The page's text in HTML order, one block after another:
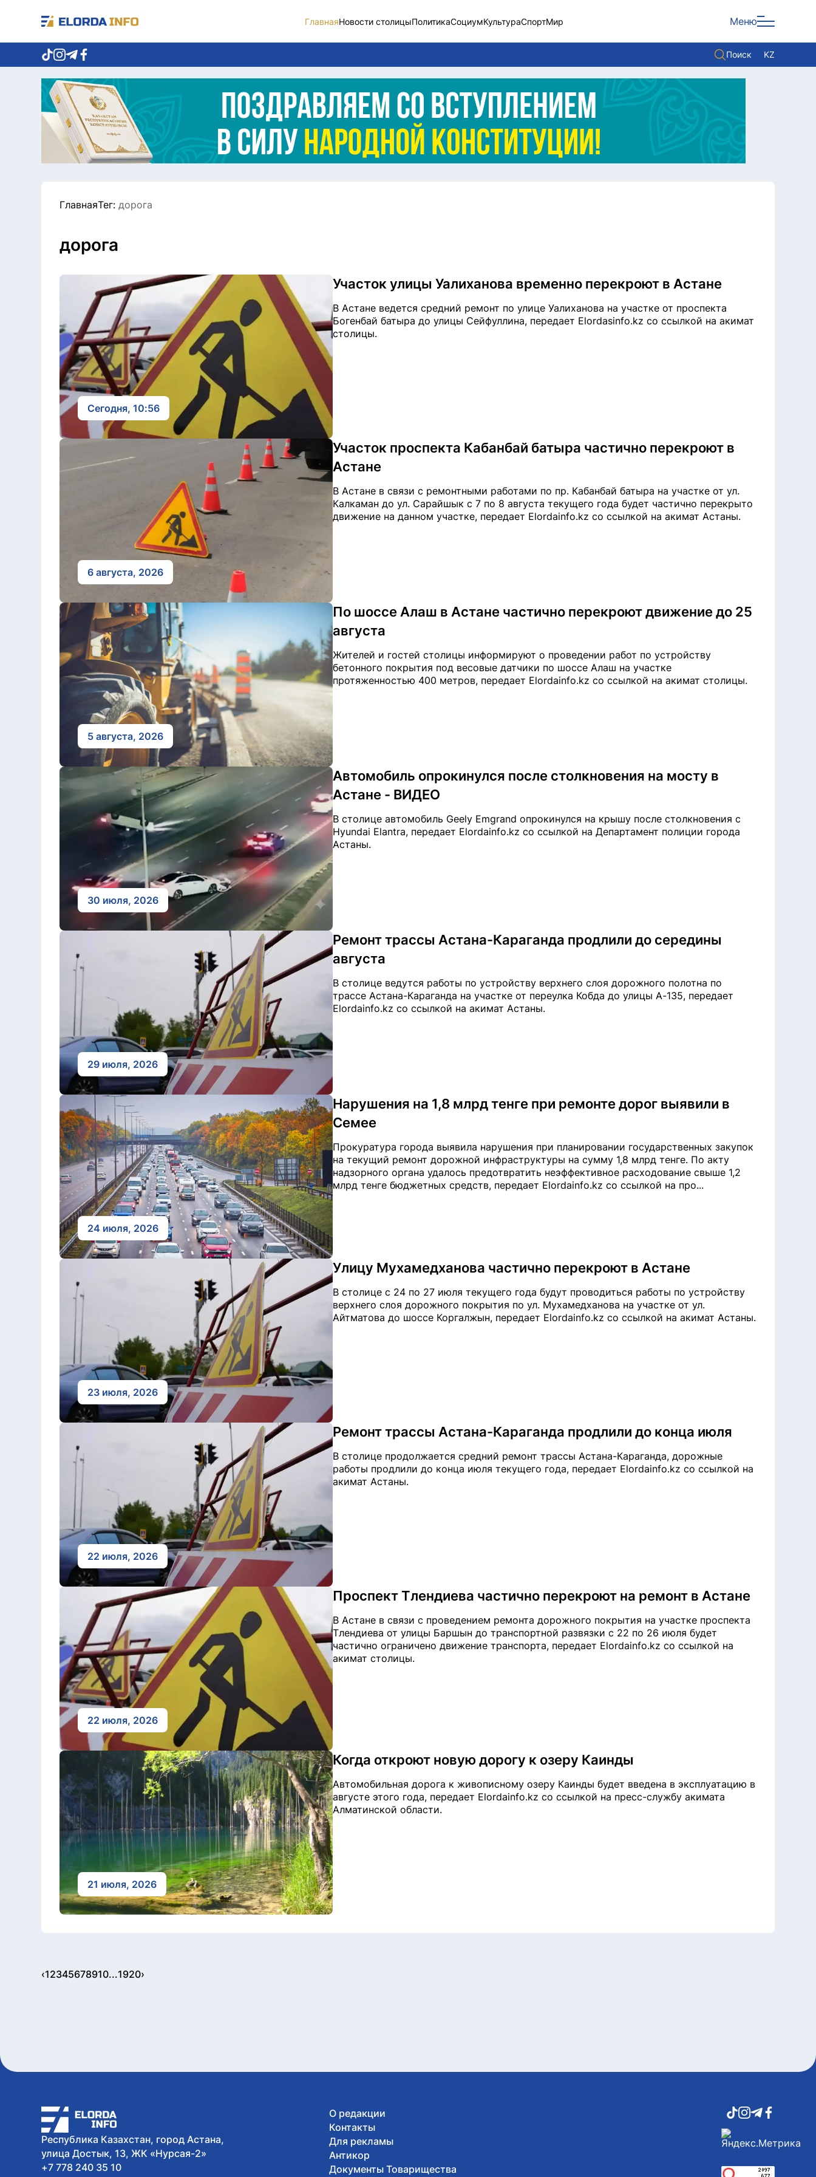
ГлавнаяНовости столицыПолитикаСоциумКультураСпортМир Меню
Поиск KZ
Новости столицы
Политика
Социум
Экономика
Спорт
Культура
ГлавнаяТег: дорога
дорога
Сегодня, 10:56
Участок улицы Уалиханова временно перекроют в Астане
В Астане ведется средний ремонт по улице Уалиханова на участке от проспекта
Богенбай батыра до улицы Сейфуллина, передает Elordasinfo.kz со ссылкой на акимат
столицы.
6 августа, 2026
Участок проспекта Кабанбай батыра частично перекроют в
Астане
В Астане в связи с ремонтными работами по пр. Кабанбай батыра на участке от ул.
Калкаман до ул. Сарайшык с 7 по 8 августа текущего года будет частично перекрыто
движение на данном участке, передает Elordainfo.kz со ссылкой на акимат Астаны.
5 августа, 2026
По шоссе Алаш в Астане частично перекроют движение до 25
августа
Жителей и гостей столицы информируют о проведении работ по устройству
бетонного покрытия под весовые датчики по шоссе Алаш на участке
протяженностью 400 метров, передает Elordainfo.kz со ссылкой на акимат столицы.
30 июля, 2026
Автомобиль опрокинулся после столкновения на мосту в
Астане - ВИДЕО
В столице автомобиль Geely Emgrand опрокинулся на крышу после столкновения с
Hyundai Elantra, передает Elordainfo.kz со ссылкой на Департамент полиции города
Астаны.
29 июля, 2026
Ремонт трассы Астана-Караганда продлили до середины
августа
В столице ведутся работы по устройству верхнего слоя дорожного полотна по
трассе Астана-Караганда на участке от переулка Кобда до улицы А-135, передает
Elordainfo.kz со ссылкой на акимат Астаны.
24 июля, 2026
Нарушения на 1,8 млрд тенге при ремонте дорог выявили в
Семее
Прокуратура города выявила нарушения при планировании государственных закупок
на текущий ремонт дорожной инфраструктуры на сумму 1,8 млрд тенге. По акту
надзорного органа удалось предотвратить неэффективное расходование свыше 1,2
млрд тенге бюджетных средств, передает Elordainfo.kz со ссылкой на про...
23 июля, 2026
Улицу Мухамедханова частично перекроют в Астане
В столице с 24 по 27 июля текущего года будут проводиться работы по устройству
верхнего слоя дорожного покрытия по ул. Мухамедханова на участке от ул.
Айтматова до шоссе Коргалжын, передает Elordainfo.kz со ссылкой на акимат Астаны.
22 июля, 2026
Ремонт трассы Астана-Караганда продлили до конца июля
В столице продолжается средний ремонт трассы Астана-Караганда, дорожные
работы продлили до конца июля текущего года, передает Elordainfo.kz со ссылкой на
акимат Астаны.
22 июля, 2026
Проспект Тлендиева частично перекроют на ремонт в Астане
В Астане в связи с проведением ремонта дорожного покрытия на участке проспекта
Тлендиева от улицы Баршын до транспортной развязки с 22 по 26 июля будет
частично ограничено движение транспорта, передает Elordainfo.kz со ссылкой на
акимат столицы.
21 июля, 2026
Когда откроют новую дорогу к озеру Каинды
Автомобильная дорога к живописному озеру Каинды будет введена в эксплуатацию в
августе этого года, передает Elordainfo.kz со ссылкой на пресс-службу акимата
Алматинской области.
‹12345678910...1920›
Республика Казахстан, город Астана,
улица Достык, 13, ЖК «Нурсая-2»
+7 778 240 35 10
О редакции
Контакты
Для рекламы
Антикор
Документы Товарищества